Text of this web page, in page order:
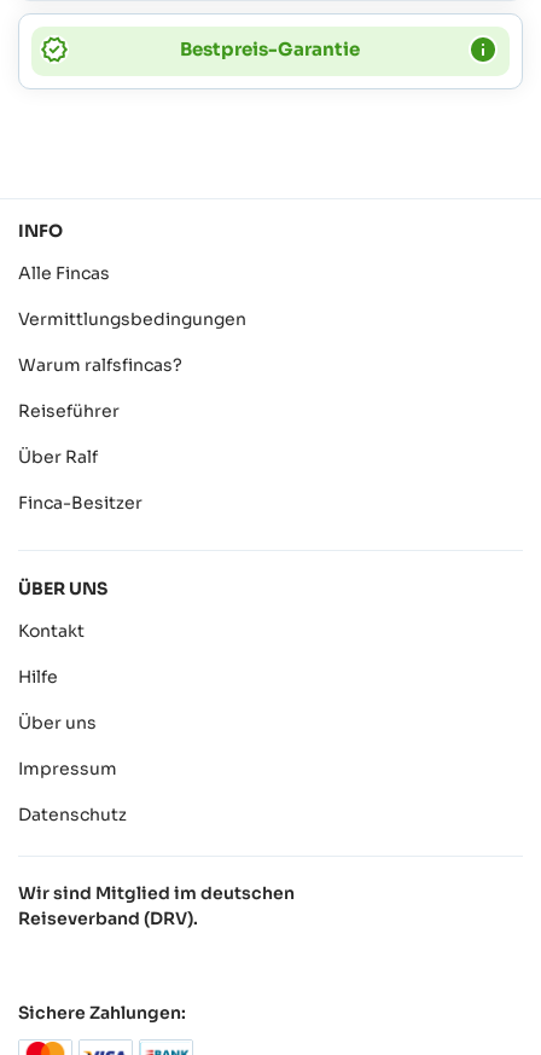
Bestpreis-Garantie
INFO
Alle Fincas
Vermittlungsbedingungen
Warum ralfsfincas?
Reiseführer
Über Ralf
Finca-Besitzer
ÜBER UNS
Kontakt
Hilfe
Über uns
Impressum
Datenschutz
Wir sind Mitglied im deutschen
Reiseverband (DRV).
Sichere Zahlungen: